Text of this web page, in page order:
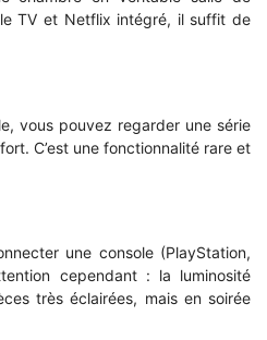
TV et Netflix intégré, il suffit de
vous pouvez regarder une série
C’est une fonctionnalité rare et
une console (PlayStation,
cependant : la luminosité
très éclairées, mais en soirée